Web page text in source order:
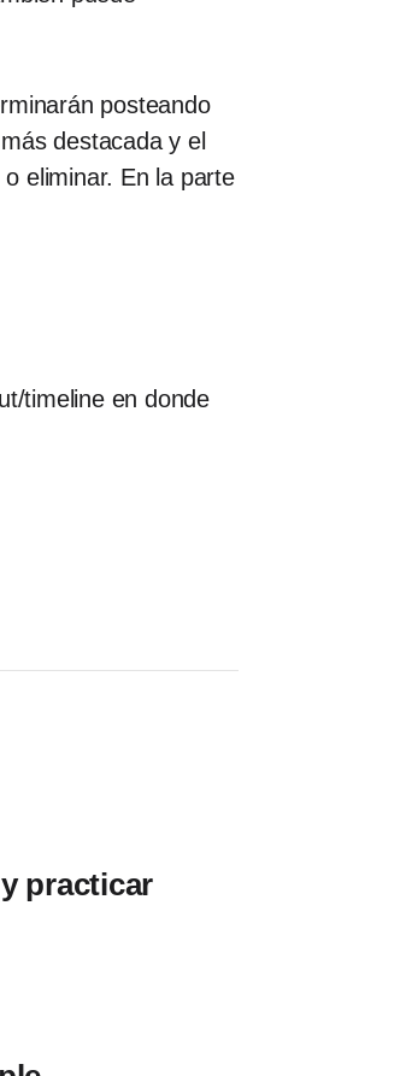
posteando
destacada y el
eliminar. En la parte
timeline en donde
practicar